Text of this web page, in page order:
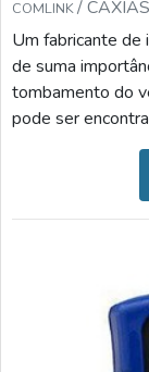
COMLINK/
Um fabricante de
de suma
tombamento do
pode ser
Inclinômetro
tombamento e
frontais e
caso seja um